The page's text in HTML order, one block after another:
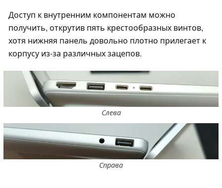
Доступ к внутренним компонентам можно
получить, открутив пять крестообразных винтов,
хотя нижняя панель довольно плотно прилегает к
корпусу из-за различных зацепов.
Слева
Справа